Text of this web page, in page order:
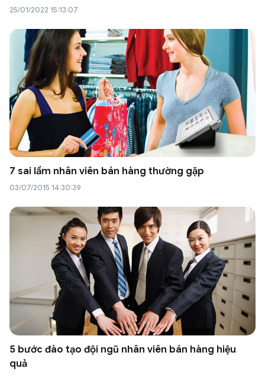
25/01/2022 15:13:07
7 sai lầm nhân viên bán hàng thường gặp
03/07/2015 14:30:39
5 bước đào tạo đội ngũ nhân viên bán hàng hiệu
quả